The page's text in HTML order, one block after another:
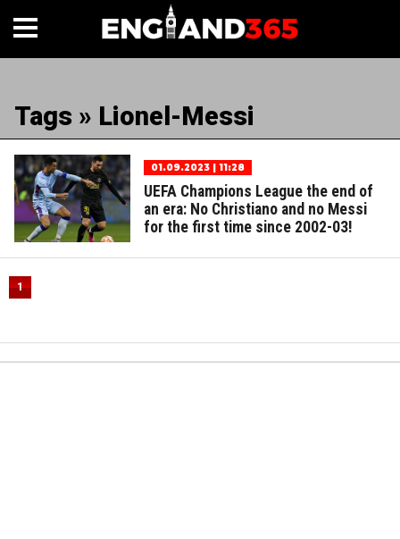
Tags » Lionel-Messi
01.09.2023 | 11:28
UEFA Champions League the end of
an era: No Christiano and no Messi
for the first time since 2002-03!
1